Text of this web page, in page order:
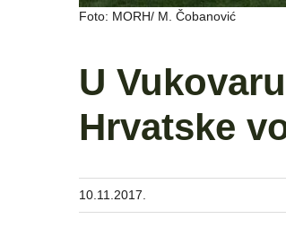
Foto: MORH/ M. Čobanović
U
Hrvatske
10.11.2017.